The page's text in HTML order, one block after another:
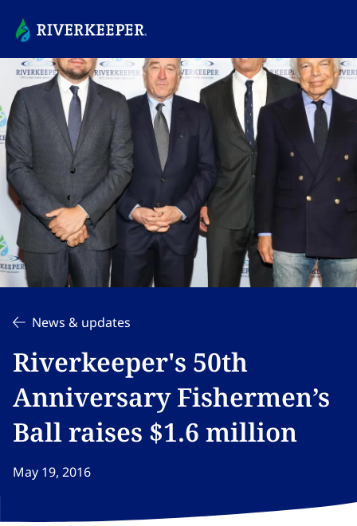
News & updates
Riverkeeper's 50th
Anniversary Fishermen’s
Ball raises $1.6 million​​​​‌ ‍ ​‍​‍‌‍ ‌ ​‍‌‍‍‌‌‍‌ ‌‍‍‌‌‍ ‍​‍​‍​ ‍‍​‍​‍‌ ​ ‌‍​‌‌‍ ‍‌‍‍‌‌ ‌​‌ ‍‌​‍ ‍‌‍‍‌‌‍ ​‍​‍​‍ ​​‍​‍‌‍‍​‌ ​‍‌‍‌‌‌‍‌‍​‍​‍​ ‍‍​‍​‍‌‍‍​‌ ‌​‌ ‌​‌ ​​‌ ​ ​ ‍‍​‍ ​‍ ‌‍​ ‌‍ ‌‌ ​ ​‍ ‍‌‍ ‌‌‍​‌‌‍‍‌‌‍ ‍​‍ ‍​ ​‍​ ​​​ ​‍​ ‌​‌ ​‍‌‍‌‌‌‍‌​‌‍‌‌‌ ​ ‌‍‍‌‌‍‌ ‌‍ ‍​‍ ‍‌ ​‍‌‍‍‌‌ ‌‍‌‍‌‌‌ ​‍‌‍‍ ‌‍‌‌‌‍‌‌‌ ​​‌‍‌‌‌ ​‍​‍ ‍‌‍ ‌ ​‍‌‍‌ ​‍ ‌‍‍‌‌‍ ‍‌ ‌​‌‍‌‌‌‍ ‍‌ ‌​​‍ ‌‍‌‌‌‍‌​‌‍‍‌‌ ‌​​‍ ‌‍ ‌‌‍ ‌‍‌​‌‍‌‌​ ‌‌ ​​‌ ​‍‌‍‌‌‌ ​ ‌‍‌‌‌‍ ‍‌ ‌​‌‍​‌‌ ‌​‌‍‍‌‌‍ ‌‍ ‍​ ‍ ‌‍‍‌‌‍‌​​ ‌‌‍​‌‌‍​‌‌‍​‍‌‍​‍​ ‌‍​ ​‌​ ​ ‌‍​‍​‍ ‌​ ​​‌‍​‍‌‍‌‌​ ‌​​‍ ‌​ ‌​‌‍​‍‌‍​‍​ ​‌​‍ ‌‌‍​‌‌‍​‌‌‍‌‍‌‍‌‌​‍ ‌​ ​‌​ ​ ​ ‍​​ ‌​​ ‌‌​ ‌‍‌‍​ ​ ‌‍​ ‌​​ ‌‍‌‍‌‍​ ‌​​ ‍ ‌ ‌​‌ ‍‌‌ ​​‌‍‌‌​ ‌‌‍​‌‌ ​‍‌ ‌​‌‍‍‌‌‍​ ‌‍ ​‌‍‌‌​ ‍ ‌ ​​‌‍​‌‌ ‌​‌‍‍​​ ‌‌ ‌​‌‍‍‌‌ ‌​‌‍ ​‌‍‌‌​ ‌‍​‍‌‍​‌‌ ​ ‌‍‌‌‌‌‌‌‌ ​‍‌‍ ​​ ‌‌‍‍​‌ ‌​‌ ‌​‌ ​​‌ ​ ​‍‌‌​ ​ ‌​​‌​‍‌‌​ ​‍‌​‌‍​‍‌‌​ ​‍‌​‌‍‌‍​ ‌‍ ‌‌ ​ ​‍ ‍‌‍ ‌‌‍​‌‌‍‍‌‌‍ ‍​‍ ‍​ ​‍​ ​​​ ​‍​ ‌​‌ ​‍‌‍‌‌‌‍‌​‌‍‌‌‌ ​ ‌‍‍‌‌‍‌ ‌‍ ‍​‍ ‍‌ ​‍‌‍‍‌‌ ‌‍‌‍‌‌‌ ​‍‌‍‍ ‌‍‌‌‌‍‌‌‌ ​​‌‍‌‌‌ ​‍​‍ ‍‌‍ ‌ ​‍‌‍‌ ​‍‌‍‌‍‍‌‌‍‌​​ ‌‌‍​‌‌‍​‌‌‍​‍‌‍​‍​ ‌‍​ ​‌​ ​ ‌‍​‍​‍ ‌​ ​​‌‍​‍‌‍‌‌​ ‌​​‍ ‌​ ‌​‌‍​‍‌‍​‍​ ​‌​‍ ‌‌‍​‌‌‍​‌‌‍‌‍‌‍‌‌​‍ ‌​ ​‌​ ​ ​ ‍​​ ‌​​ ‌‌​ ‌‍‌‍​ ​ ‌‍​ ‌​​ ‌‍‌‍‌‍​ ‌​​‍‌‍‌ ‌​‌ ‍‌‌ ​​‌‍‌‌​ ‌‌‍​‌‌ ​‍‌ ‌​‌‍‍‌‌‍​ ‌‍ ​‌‍‌‌​‍‌‍‌ ​​‌‍​‌‌ ‌​‌‍‍​​ ‌‌ ‌​‌‍‍‌‌ ‌​‌‍ ​‌‍‌‌​‍‌‍‌ ​​‌‍‌‌‌ ​‍‌ ​ ‌ ​​‌‍‌‌‌‍​ ‌ ‌​‌‍‍‌‌ ‌‍‌‍‌‌​ ‌‌ ​​‌ ‌‌‌‍​‍‌‍ ​‌‍‍‌‌ ​ ‌‍‍​‌‍‌‌‌‍‌​​‍​‍‌ ‌
May 19, 2016